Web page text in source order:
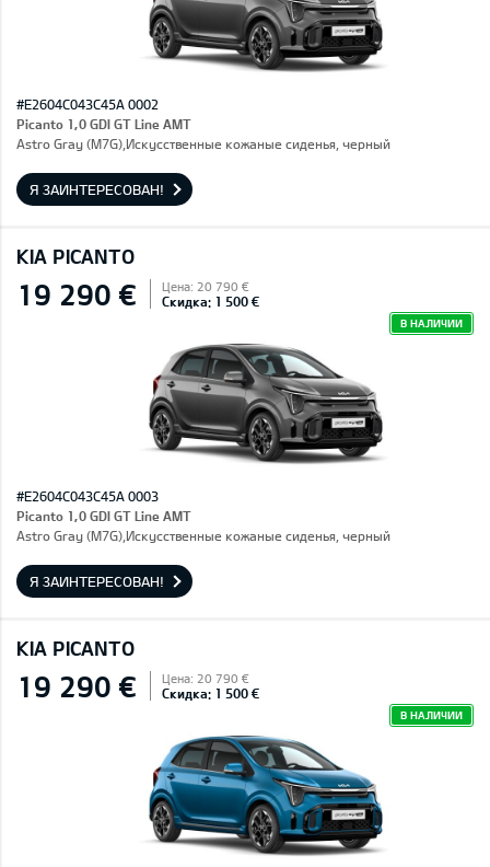
#E2604C043C45A 0002
Picanto 1,0 GDI GT Line AMT
Astro Gray (M7G),Искусственные кожаные сиденья, черный
Я ЗАИНТЕРЕСОВАН!
KIA PICANTO
19 290 € Цена: 20 790 €
Скидка: 1 500 €
В НАЛИЧИИ
#E2604C043C45A 0003
Picanto 1,0 GDI GT Line AMT
Astro Gray (M7G),Искусственные кожаные сиденья, черный
Я ЗАИНТЕРЕСОВАН!
KIA PICANTO
19 290 € Цена: 20 790 €
Скидка: 1 500 €
В НАЛИЧИИ